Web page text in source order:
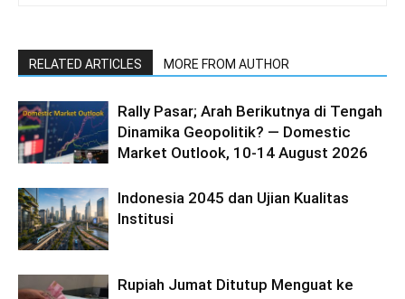
RELATED ARTICLES MORE FROM AUTHOR
Rally Pasar; Arah Berikutnya di Tengah
Dinamika Geopolitik? — Domestic
Market Outlook, 10-14 August 2026
Indonesia 2045 dan Ujian Kualitas
Institusi
Rupiah Jumat Ditutup Menguat ke